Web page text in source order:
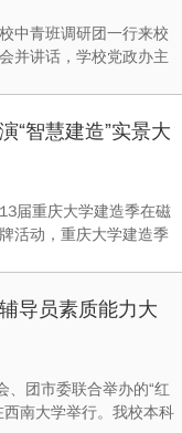
中青班调研团一行来校
并讲话，学校党政办主
“智慧建造”实景大
届重庆大学建造季在磁
活动，重庆大学建造季
导员素质能力大
、团市委联合举办的“红
南大学举行。我校本科